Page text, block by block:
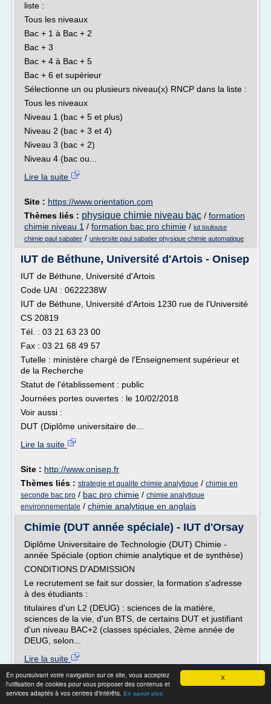
X
En poursuivant votre navigation sur ce site, vous acceptez
l'utilisation de cookies pour vous proposer des contenus et
services adaptés à vos centres d'intérêts. En savoir plus
liste :
Tous les niveaux
Bac + 1 à Bac + 2
Bac + 3
Bac + 4 à Bac + 5
Bac + 6 et supérieur
Sélectionne un ou plusieurs niveau(x) RNCP dans la liste :
Tous les niveaux
Niveau 1 (bac + 5 et plus)
Niveau 2 (bac + 3 et 4)
Niveau 3 (bac + 2)
Niveau 4 (bac ou...
Lire la suite
Site : https://www.orientation.com
Thèmes liés : physique chimie niveau bac / formation
chimie niveau 1 / formation bac pro chimie / iut toulouse
chimie paul sabatier / universite paul sabatier physique chimie automatique
IUT de Béthune, Université d'Artois - Onisep
IUT de Béthune, Université d'Artois
Code UAI : 0622238W
IUT de Béthune, Université d'Artois 1230 rue de l'Université
CS 20819
Tél. : 03 21 63 23 00
Fax : 03 21 68 49 57
Tutelle : ministère chargé de l'Enseignement supérieur et
de la Recherche
Statut de l'établissement : public
Journées portes ouvertes : le 10/02/2018
Voir aussi :
DUT (Diplôme universitaire de...
Lire la suite
Site : http://www.onisep.fr
Thèmes liés : strategie et qualite chimie analytique / chimie en
seconde bac pro / bac pro chimie / chimie analytique
environnementale / chimie analytique en anglais
Chimie (DUT année spéciale) - IUT d'Orsay
Diplôme Universitaire de Technologie (DUT) Chimie -
année Spéciale (option chimie analytique et de synthèse)
CONDITIONS D'ADMISSION
Le recrutement se fait sur dossier, la formation s'adresse
à des étudiants :
titulaires d'un L2 (DEUG) : sciences de la matière,
sciences de la vie, d'un BTS, de certains DUT et justifiant
d'un niveau BAC+2 (classes spéciales, 2ème année de
DEUG, selon...
Lire la suite
Site :http://www.iut-orsay.u-psud.fr
Thèmes liés : iut orsay chimie annee speciale